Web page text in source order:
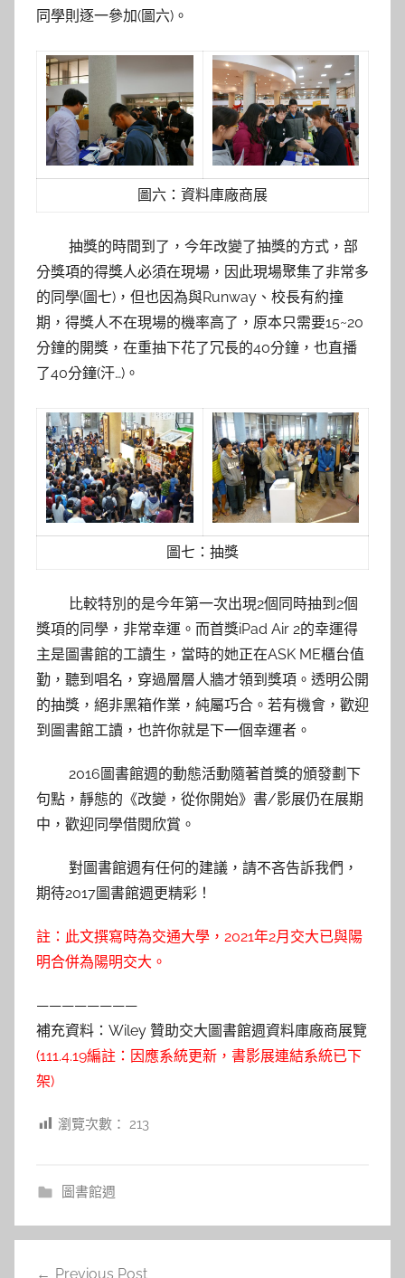
同學則逐一參加(圖六)。
圖六：資料庫廠商展
抽獎的時間到了，今年改變了抽獎的方式，部
分獎項的得獎人必須在現場，因此現場聚集了非常多
的同學(圖七)，但也因為與Runway、校長有約撞
期，得獎人不在現場的機率高了，原本只需要15~20
分鐘的開獎，在重抽下花了冗長的40分鐘，也直播
了40分鐘(汗…)。
圖七：抽獎
比較特別的是今年第一次出現2個同時抽到2個
獎項的同學，非常幸運。而首獎iPad Air 2的幸運得
主是圖書館的工讀生，當時的她正在ASK ME櫃台值
勤，聽到唱名，穿過層層人牆才領到獎項。透明公開
的抽獎，絕非黑箱作業，純屬巧合。若有機會，歡迎
到圖書館工讀，也許你就是下一個幸運者。
2016圖書館週的動態活動隨著首獎的頒發劃下
句點，靜態的《改變，從你開始》書/影展仍在展期
中，歡迎同學借閱欣賞。
對圖書館週有任何的建議，請不吝告訴我們，
期待2017圖書館週更精彩！
註：此文撰寫時為交通大學，2021年2月交大已與陽
明合併為陽明交大。
————————
補充資料：Wiley 贊助交大圖書館週資料庫廠商展覽
(111.4.19編註：因應系統更新，書影展連結系統已下
架)
瀏覽次數： 213
圖書館週
Previous Post